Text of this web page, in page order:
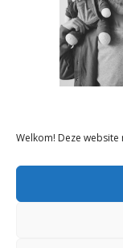
Welkom! Deze
GRAY
ANNE-